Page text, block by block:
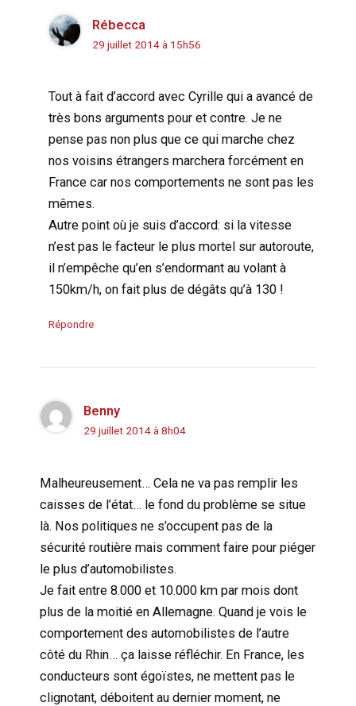
Rébecca
29 juillet 2014 à 15h56
Tout à fait d’accord avec Cyrille qui a avancé de
très bons arguments pour et contre. Je ne
pense pas non plus que ce qui marche chez
nos voisins étrangers marchera forcément en
France car nos comportements ne sont pas les
mêmes.
Autre point où je suis d’accord: si la vitesse
n’est pas le facteur le plus mortel sur autoroute,
il n’empêche qu’en s’endormant au volant à
150km/h, on fait plus de dégâts qu’à 130 !
Répondre
Benny
29 juillet 2014 à 8h04
Malheureusement… Cela ne va pas remplir les
caisses de l’état… le fond du problème se situe
là. Nos politiques ne s’occupent pas de la
sécurité routière mais comment faire pour piéger
le plus d’automobilistes.
Je fait entre 8.000 et 10.000 km par mois dont
plus de la moitié en Allemagne. Quand je vois le
comportement des automobilistes de l’autre
côté du Rhin… ça laisse réfléchir. En France, les
conducteurs sont égoïstes, ne mettent pas le
clignotant, déboitent au dernier moment, ne